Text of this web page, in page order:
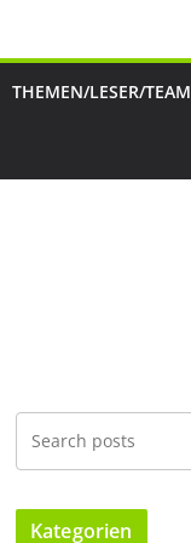
THEMEN/LESER/TEAM
Kategorien